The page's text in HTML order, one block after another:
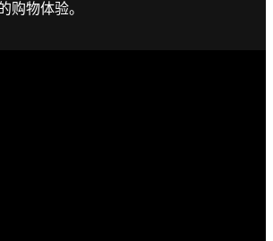
购物体验。